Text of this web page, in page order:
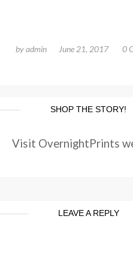
byadmin June 21, 2017 0
SHOP THE STORY!
Visit OvernightPrints
LEAVE A REPLY